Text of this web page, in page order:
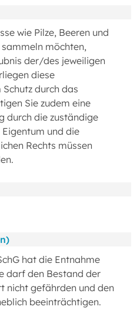
wie Pilze, Beeren und
möchten,
der/des jeweiligen
diese
durch das
Sie zudem eine
durch die zuständige
und die
Rechts müssen
hat die Entnahme
darf den Bestand der
nicht gefährden und den
beeinträchtigen.